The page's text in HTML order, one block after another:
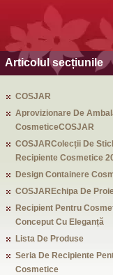
Articolul secțiunile
COSJAR
Aprovizionare De
CosmeticeCOSJAR
COSJARColecții De
Recipiente Cosmetice
Design Containere
COSJAREchipa De
Recipient Pentru
Conceput Cu Eleganță
Lista De Produse
Seria De Recipiente
Cosmetice